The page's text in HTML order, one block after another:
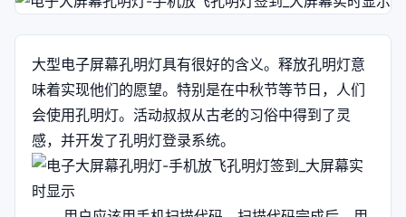
大型电子屏幕孔明灯具有很好的含义。释放孔明灯意
味着实现他们的愿望。特别是在中秋节等节日，人们
会使用孔明灯。活动叔叔从古老的习俗中得到了灵
感，并开发了孔明灯登录系统。